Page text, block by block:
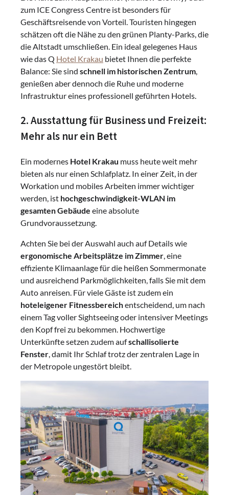
zum ICE Congress Centre ist besonders für
Geschäftsreisende von Vorteil. Touristen hingegen
schätzen oft die Nähe zu den grünen Planty-Parks, die
die Altstadt umschließen. Ein ideal gelegenes Haus
wie das Q Hotel Krakau bietet Ihnen die perfekte
Balance: Sie sind schnell im historischen Zentrum,
genießen aber dennoch die Ruhe und moderne
Infrastruktur eines professionell geführten Hotels.
2. Ausstattung für Business und Freizeit:
Mehr als nur ein Bett
Ein modernes Hotel Krakau muss heute weit mehr
bieten als nur einen Schlafplatz. In einer Zeit, in der
Workation und mobiles Arbeiten immer wichtiger
werden, ist hochgeschwindigkeit-WLAN im
gesamten Gebäude eine absolute
Grundvoraussetzung.
Achten Sie bei der Auswahl auch auf Details wie
ergonomische Arbeitsplätze im Zimmer, eine
effiziente Klimaanlage für die heißen Sommermonate
und ausreichend Parkmöglichkeiten, falls Sie mit dem
Auto anreisen. Für viele Gäste ist zudem ein
hoteleigener Fitnessbereichentscheidend, um nach
einem Tag voller Sightseeing oder intensiver Meetings
den Kopf frei zu bekommen. Hochwertige
Unterkünfte setzen zudem aufschallisolierte
Fenster, damit Ihr Schlaf trotz der zentralen Lage in
der Metropole ungestört bleibt.